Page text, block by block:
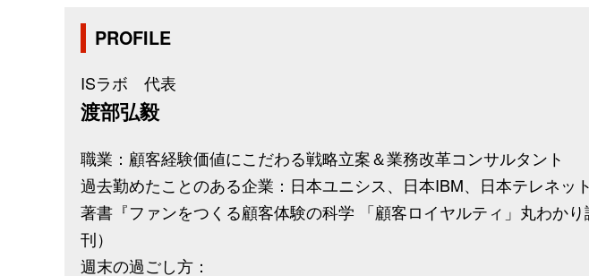
PROFILE
ISラボ 代表
渡部弘毅
職業：顧客経験価値にこだわる戦略立案＆業務改革コンサルタント
過去勤めたことのある企業：日本ユニシス、日本IBM、日本テレネット
著書『ファンをつくる顧客体験の科学 「顧客ロイヤルティ」丸わか
刊）
週末の過ごし方：